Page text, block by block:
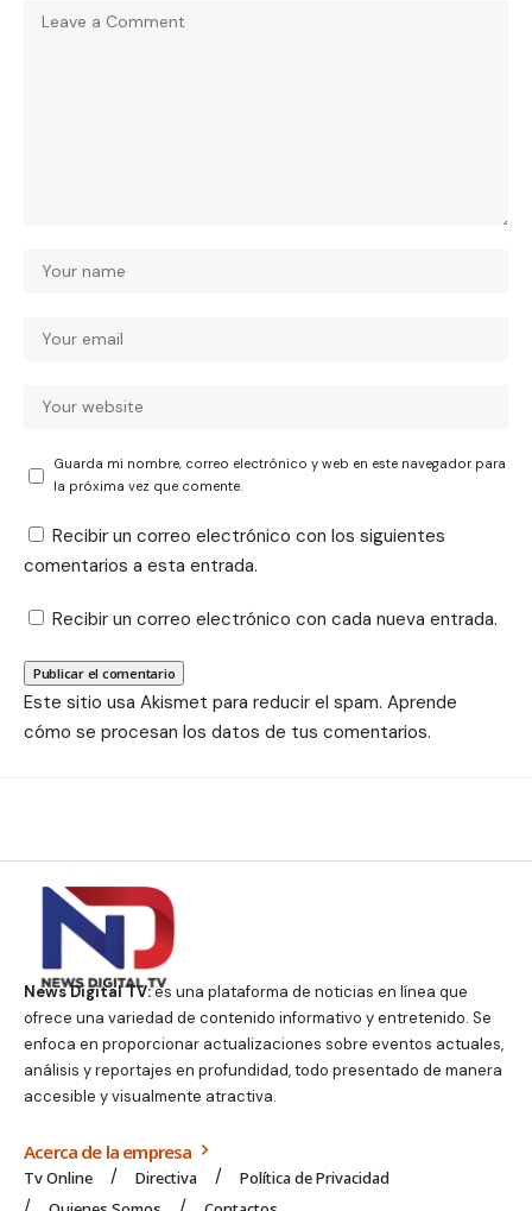
Guarda mi nombre, correo electrónico y web en este navegador para
la próxima vez que comente.
Recibir un correo electrónico con los siguientes
comentarios a esta entrada.
Recibir un correo electrónico con cada nueva entrada.
Este sitio usa Akismet para reducir el spam. Aprende
cómo se procesan los datos de tus comentarios.
News Digital TV:es una plataforma de noticias en línea que
ofrece una variedad de contenido informativo y entretenido. Se
enfoca en proporcionar actualizaciones sobre eventos actuales,
análisis y reportajes en profundidad, todo presentado de manera
accesible y visualmente atractiva.
Acerca de la empresa
Tv Online Directiva
Política de Privacidad